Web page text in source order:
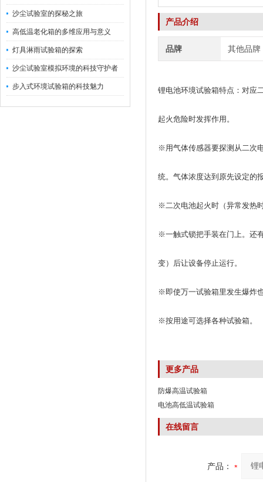
沙尘试验室的探秘之旅
高低温老化箱的多维应用与意义
灯具淋雨试验箱的探索
沙尘试验室模拟环境的科技守护者
步入式环境试验箱的科技魅力
产品介绍
品牌 其他品牌
锂电池环境试验箱特点：对应
起火危险时发挥作用。
※用气体传感器要探测从二次
统。气体浓度达到原先设定的
※二次电池起火时（异常发热
※一触式锁把手装在门上。还
变）后让设备停止运行。
※即使万一试验箱里发生爆炸
※按用途可选择各种试验箱。
更多产品
防爆高温试验箱
电池高低温试验箱
在线留言
产品：